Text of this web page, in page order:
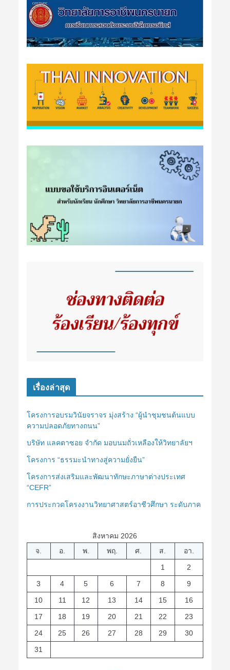
เรื่องล่าสุด
โครงการอบรมวินัยจราจร มุ่งสร้าง “ผู้นำชุมชนต้นแบบ
ความปลอดภัยทางถนน”
บริษัท แลคตาซอย จำกัด มอบนมถั่วเหลืองให้วิทยาลัยฯ
โครงการ “ธรรมะนำทางสู่ความยั่งยืน”
โครงการส่งเสริมและพัฒนาทักษะภาษาต่างประเทศ
“CEFR”
การประกวดโครงงานวิทยาศาสตร์อาชีวศึกษา ระดับภาค
สิงหาคม 2026
จ.
อ. พ. พฤ. ศ. ส.
อา.
1
2
3
4 5 6 7 8
9
10
11 12 13 14 15
16
17
18 19 20 21 22
23
24
25 26 27 28 29
30
31